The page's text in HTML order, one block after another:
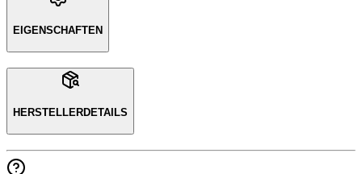
EIGENSCHAFTEN
HERSTELLERDETAILS